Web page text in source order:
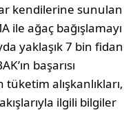
kendilerine sunulan
ile ağaç bağışlamayı
yaklaşık 7 bin fidan
başarısı
tüketim alışkanlıkları,
ilgili bilgiler